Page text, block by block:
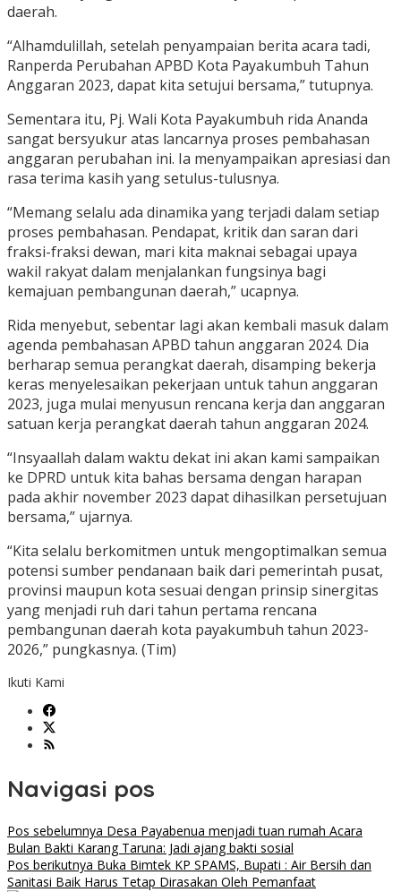
daerah.
“Alhamdulillah, setelah penyampaian berita acara tadi,
Ranperda Perubahan APBD Kota Payakumbuh Tahun
Anggaran 2023, dapat kita setujui bersama,” tutupnya.
Sementara itu, Pj. Wali Kota Payakumbuh rida Ananda
sangat bersyukur atas lancarnya proses pembahasan
anggaran perubahan ini. Ia menyampaikan apresiasi dan
rasa terima kasih yang setulus-tulusnya.
“Memang selalu ada dinamika yang terjadi dalam setiap
proses pembahasan. Pendapat, kritik dan saran dari
fraksi-fraksi dewan, mari kita maknai sebagai upaya
wakil rakyat dalam menjalankan fungsinya bagi
kemajuan pembangunan daerah,” ucapnya.
Rida menyebut, sebentar lagi akan kembali masuk dalam
agenda pembahasan APBD tahun anggaran 2024. Dia
berharap semua perangkat daerah, disamping bekerja
keras menyelesaikan pekerjaan untuk tahun anggaran
2023, juga mulai menyusun rencana kerja dan anggaran
satuan kerja perangkat daerah tahun anggaran 2024.
“Insyaallah dalam waktu dekat ini akan kami sampaikan
ke DPRD untuk kita bahas bersama dengan harapan
pada akhir november 2023 dapat dihasilkan persetujuan
bersama,” ujarnya.
“Kita selalu berkomitmen untuk mengoptimalkan semua
potensi sumber pendanaan baik dari pemerintah pusat,
provinsi maupun kota sesuai dengan prinsip sinergitas
yang menjadi ruh dari tahun pertama rencana
pembangunan daerah kota payakumbuh tahun 2023-
2026,” pungkasnya. (Tim)
Ikuti Kami
Navigasi pos
Pos sebelumnya Desa Payabenua menjadi tuan rumah Acara
Bulan Bakti Karang Taruna: Jadi ajang bakti sosial
Pos berikutnya Buka Bimtek KP SPAMS, Bupati : Air Bersih dan
Sanitasi Baik Harus Tetap Dirasakan Oleh Pemanfaat